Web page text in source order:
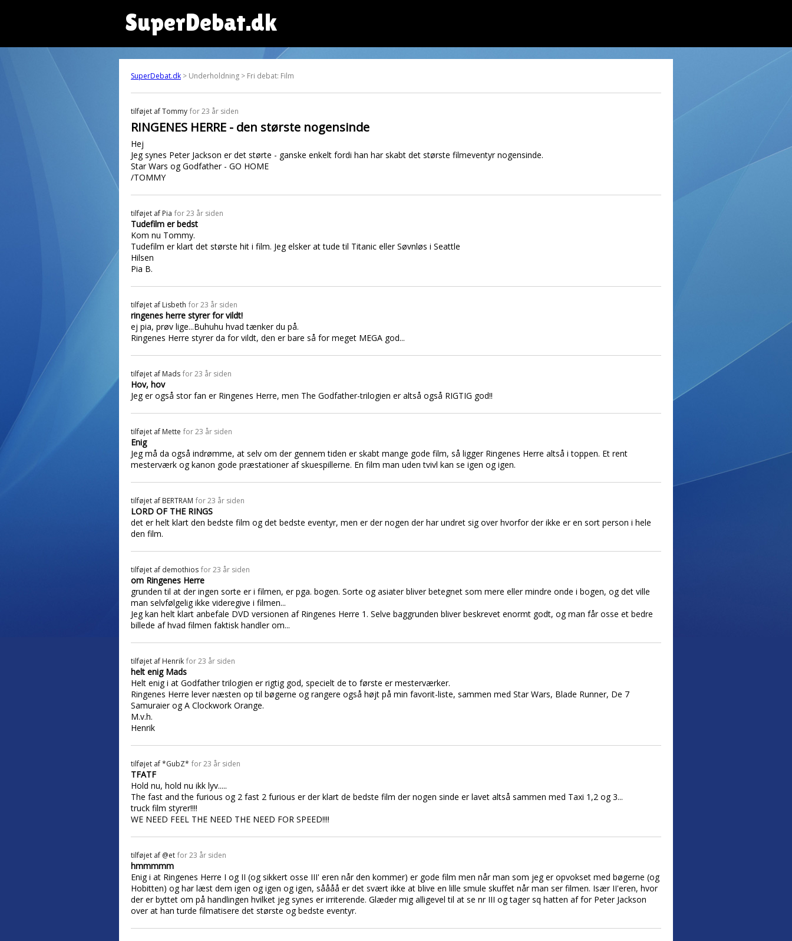
SuperDebat.dk
SuperDebat.dk > Underholdning > Fri debat: Film
tilføjet afTommy for 23 år siden
RINGENES HERRE - den største nogensinde
Hej
Jeg synes Peter Jackson er det størte - ganske enkelt fordi han har skabt det største filmeventyr nogensinde.
Star Wars og Godfather - GO HOME
/TOMMY
tilføjet af Pia for 23 år siden
Tudefilm er bedst
Kom nu Tommy.
Tudefilm er klart det største hit i film. Jeg elsker at tude til Titanic eller Søvnløs i Seattle
Hilsen
Pia B.
tilføjet af Lisbeth for 23 år siden
ringenes herre styrer for vildt!
ej pia, prøv lige...Buhuhu hvad tænker du på.
Ringenes Herre styrer da for vildt, den er bare så for meget MEGA god...
tilføjet af Mads for 23 år siden
Hov, hov
Jeg er også stor fan er Ringenes Herre, men The Godfather-trilogien er altså også RIGTIG god!!
tilføjet af Mette for 23 år siden
Enig
Jeg må da også indrømme, at selv om der gennem tiden er skabt mange gode film, så ligger Ringenes Herre altså i toppen. Et rent
mesterværk og kanon gode præstationer af skuespillerne. En film man uden tvivl kan se igen og igen.
tilføjet af BERTRAM for 23 år siden
LORD OF THE RINGS
det er helt klart den bedste film og det bedste eventyr, men er der nogen der har undret sig over hvorfor der ikke er en sort person i hele
den film.
tilføjet af demothios for 23 år siden
om Ringenes Herre
grunden til at der ingen sorte er i filmen, er pga. bogen. Sorte og asiater bliver betegnet som mere eller mindre onde i bogen, og det ville
man selvfølgelig ikke videregive i filmen...
Jeg kan helt klart anbefale DVD versionen af Ringenes Herre 1. Selve baggrunden bliver beskrevet enormt godt, og man får osse et bedre
billede af hvad filmen faktisk handler om...
tilføjet af Henrik for 23 år siden
helt enig Mads
Helt enig i at Godfather trilogien er rigtig god, specielt de to første er mesterværker.
Ringenes Herre lever næsten op til bøgerne og rangere også højt på min favorit-liste, sammen med Star Wars, Blade Runner, De 7
Samuraier og A Clockwork Orange.
M.v.h.
Henrik
tilføjet af*GubZ* for 23 år siden
TFATF
Hold nu, hold nu ikk lyv.....
The fast and the furious og 2 fast 2 furious er der klart de bedste film der nogen sinde er lavet altså sammen med Taxi 1,2 og 3...
truck film styrer!!!!
WE NEED FEEL THE NEED THE NEED FOR SPEED!!!!
tilføjet af @et for 23 år siden
hmmmmm
Enig i at Ringenes Herre I og II (og sikkert osse III' eren når den kommer) er gode film men når man som jeg er opvokset med bøgerne (og
Hobitten) og har læst dem igen og igen og igen, såååå er det svært ikke at blive en lille smule skuffet når man ser filmen. Især II'eren, hvor
der er byttet om på handlingen hvilket jeg synes er irriterende. Glæder mig alligevel til at se nr III og tager sq hatten af for Peter Jackson
over at han turde filmatisere det største og bedste eventyr.